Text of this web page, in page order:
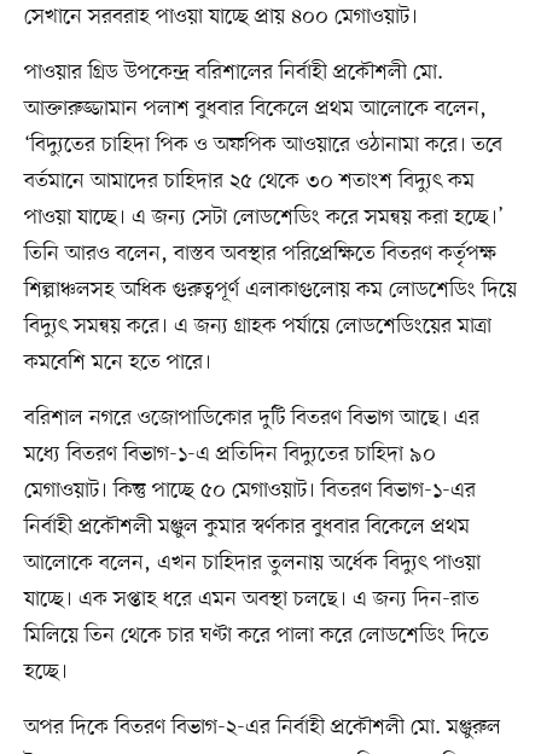
সেখানে সরবরাহ পাওয়া যাচ্ছে প্রায় ৪০০ মেগাওয়াট।
পাওয়ার গ্রিড উপকেন্দ্র বরিশালের নির্বাহী প্রকৌশলী মো.
আক্তারুজ্জামান পলাশ বুধবার বিকেলে প্রথম আলোকে বলেন,
‘বিদ্যুতের চাহিদা পিক ও অফপিক আওয়ারে ওঠানামা করে। তবে
বর্তমানে আমাদের চাহিদার ২৫ থেকে ৩০ শতাংশ বিদ্যুৎ কম
পাওয়া যাচ্ছে। এ জন্য সেটা লোডশেডিং করে সমন্বয় করা হচ্ছে।’
তিনি আরও বলেন, বাস্তব অবস্থার পরিপ্রেক্ষিতে বিতরণ কর্তৃপক্ষ
শিল্পাঞ্চলসহ অধিক গুরুত্বপূর্ণ এলাকাগুলোয় কম লোডশেডিং দিয়ে
বিদ্যুৎ সমন্বয় করে। এ জন্য গ্রাহক পর্যায়ে লোডশেডিংয়ের মাত্রা
কমবেশি মনে হতে পারে।
বরিশাল নগরে ওজোপাডিকোর দুটি বিতরণ বিভাগ আছে। এর
মধ্যে বিতরণ বিভাগ-১-এ প্রতিদিন বিদ্যুতের চাহিদা ৯০
মেগাওয়াট। কিন্তু পাচ্ছে ৫০ মেগাওয়াট। বিতরণ বিভাগ-১-এর
নির্বাহী প্রকৌশলী মঞ্জুল কুমার স্বর্ণকার বুধবার বিকেলে প্রথম
আলোকে বলেন, এখন চাহিদার তুলনায় অর্ধেক বিদ্যুৎ পাওয়া
যাচ্ছে। এক সপ্তাহ ধরে এমন অবস্থা চলছে। এ জন্য দিন-রাত
মিলিয়ে তিন থেকে চার ঘণ্টা করে পালা করে লোডশেডিং দিতে
হচ্ছে।
অপর দিকে বিতরণ বিভাগ-২-এর নির্বাহী প্রকৌশলী মো. মঞ্জুরুল